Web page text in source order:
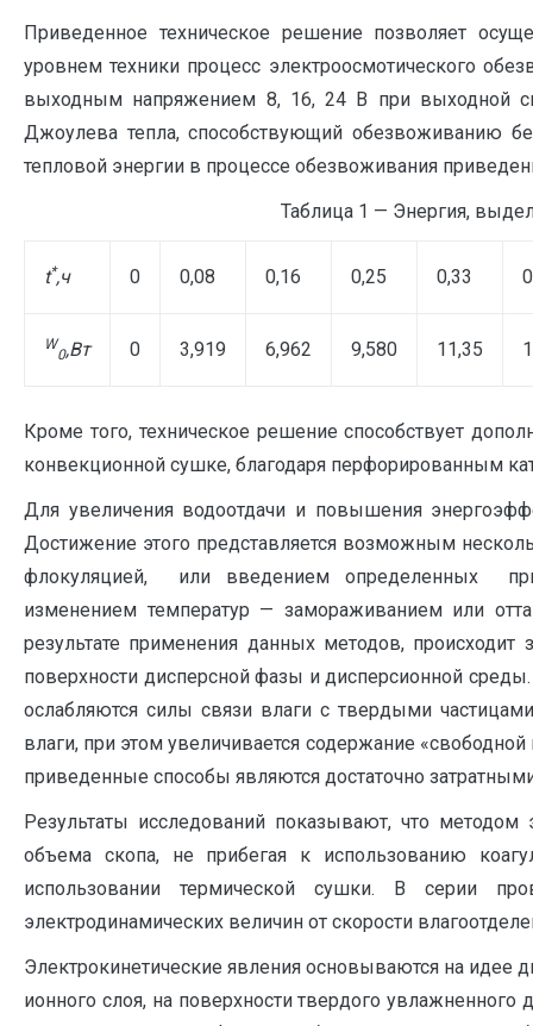
Приведенное техническое решение позволяет
уровнем техники процесс электроосмотического
выходным напряжением 8, 16, 24 В при выходной
Джоулева тепла, способствующий обезвоживанию
тепловой энергии в процессе обезвоживания
Таблица 1 — Энергия,
t*,ч 0 0,08 0,16 0,25 0,33
W
0,Вт 0 3,919 6,962 9,580 11,35
Кроме того, техническое решение способствует
конвекционной сушке, благодаря перфорированным
Для увеличения водоотдачи и повышения
Достижение этого представляется возможным
флокуляцией, или введением определенных
изменением температур — замораживанием или
результате применения данных методов, происходит
поверхности дисперсной фазы и дисперсионной среды.
ослабляются силы связи влаги с твердыми
влаги, при этом увеличивается содержание
приведенные способы являются достаточно
Результаты исследований показывают, что
объема скопа, не прибегая к использованию
использовании термической сушки. В серии
электродинамических величин от скорости
Электрокинетические явления основываются на идее
ионного слоя, на поверхности твердого